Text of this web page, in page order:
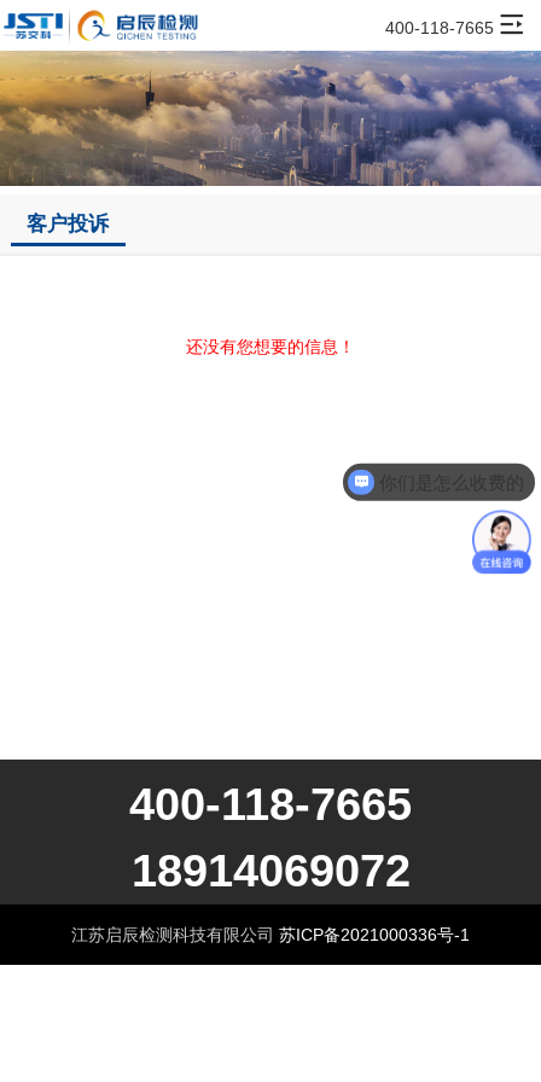
400-118-7665
客户投诉
还没有您想要的信息！
400-118-7665
18914069072
江苏启辰检测科技有限公司 苏ICP备2021000336号-1
你们是怎么收费的